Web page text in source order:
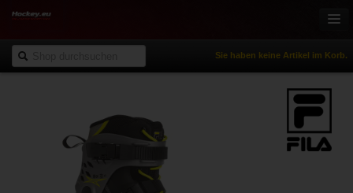
Sie haben keine Artikel im Korb.
Inlinehockey
Freizeitsport